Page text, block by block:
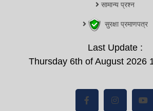
सामान्य प्रश्न
सुरक्षा प्रमाणपत्र
Last Update :
Thursday 6th of August 2026